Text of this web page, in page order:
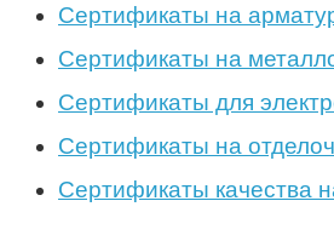
Сертификаты на
Сертификаты на
Сертификаты для
Сертификаты на
Сертификаты качества